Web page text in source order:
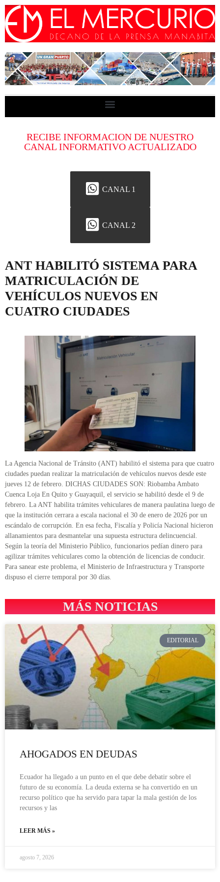
RECIBE INFORMACION DE NUESTRO
CANAL INFORMATIVO ACTUALIZADO
CANAL 1
CANAL 2
ANT HABILITÓ SISTEMA PARA
MATRICULACIÓN DE
VEHÍCULOS NUEVOS EN
CUATRO CIUDADES
La Agencia Nacional de Tránsito (ANT) habilitó el sistema para que cuatro
ciudades puedan realizar la matriculación de vehículos nuevos desde este
jueves 12 de febrero. DICHAS CIUDADES SON: Riobamba Ambato
Cuenca Loja En Quito y Guayaquil, el servicio se habilitó desde el 9 de
febrero. La ANT habilita trámites vehiculares de manera paulatina luego de
que la institución cerrara a escala nacional el 30 de enero de 2026 por un
escándalo de corrupción. En esa fecha, Fiscalía y Policía Nacional hicieron
allanamientos para desmantelar una supuesta estructura delincuencial.
Según la teoría del Ministerio Público, funcionarios pedían dinero para
agilizar trámites vehiculares como la obtención de licencias de conducir.
Para sanear este problema, el Ministerio de Infraestructura y Transporte
dispuso el cierre temporal por 30 días.
MÁS NOTICIAS
EDITORIAL
AHOGADOS EN DEUDAS
Ecuador ha llegado a un punto en el que debe debatir sobre el
futuro de su economía. La deuda externa se ha convertido en un
recurso político que ha servido para tapar la mala gestión de los
recursos y las
LEER MÁS »
agosto 7, 2026